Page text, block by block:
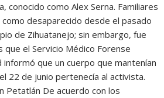
conocido como Alex Serna. Familiares
desaparecido desde el pasado
de Zihuatanejo; sin embargo, fue
que el Servicio Médico Forense
informó que un cuerpo que mantenían
22 de junio pertenecía al activista.
Petatlán De acuerdo con los